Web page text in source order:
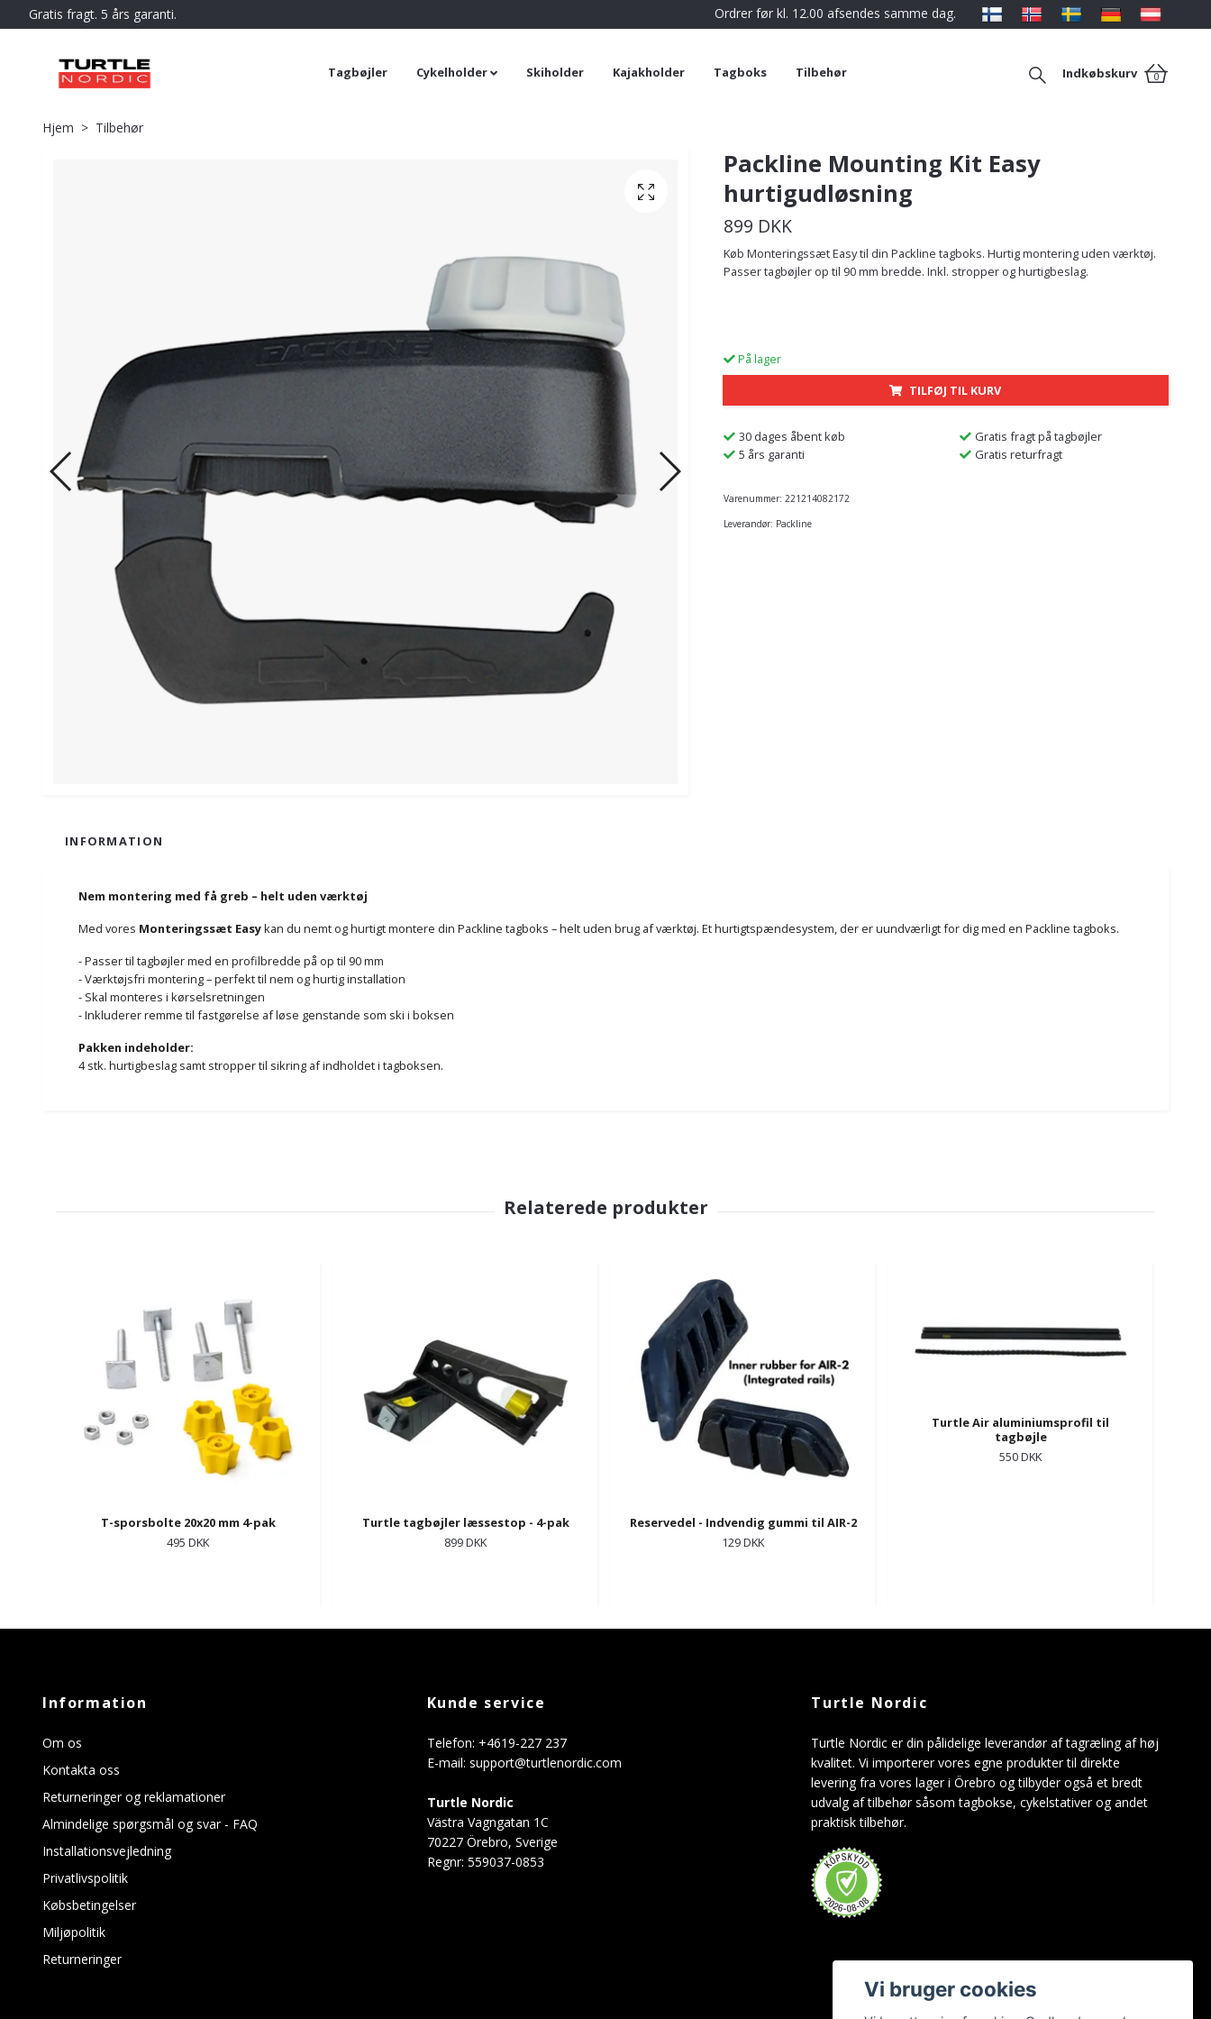
Gratis fragt. 5 års garanti. Ordrer før kl. 12.00 afsendes samme dag.
Tagbøjler Cykelholder Skiholder Kajakholder Tagboks Tilbehør Indkøbskurv 0
Hjem Tilbehør
Packline Mounting Kit Easy
hurtigudløsning
899 DKK
Køb Monteringssæt Easy til din Packline tagboks. Hurtig montering uden værktøj.
Passer tagbøjler op til 90 mm bredde. Inkl. stropper og hurtigbeslag.
På lager
TILFØJ TIL KURV
30 dages åbent køb
Gratis fragt på tagbøjler
5 års garanti
Gratis returfragt
Varenummer: 221214082172
Leverandør: Packline
INFORMATION
Nem montering med få greb – helt uden værktøj
Med vores Monteringssæt Easykan du nemt og hurtigt montere din Packline tagboks – helt uden brug af værktøj. Et hurtigtspændesystem, der er uundværligt for dig med en Packline tagboks.
- Passer til tagbøjler med en profilbredde på op til 90 mm
- Værktøjsfri montering – perfekt til nem og hurtig installation
- Skal monteres i kørselsretningen
- Inkluderer remme til fastgørelse af løse genstande som ski i boksen
Pakken indeholder:
4 stk. hurtigbeslag samt stropper til sikring af indholdet i tagboksen.
T-sporsbolte 20x20 mm 4-pak
495 DKK
Turtle tagbøjler læssestop - 4-pak
899 DKK
Reservedel - Indvendig gummi til AIR-2
129 DKK
Turtle Air aluminiumsprofil til
tagbøjle
550 DKK
Information
Om os
Kontakta oss
Returneringer og reklamationer
Almindelige spørgsmål og svar - FAQ
Installationsvejledning
Privatlivspolitik
Købsbetingelser
Miljøpolitik
Returneringer
Kunde service
Telefon: +4619-227 237
E-mail: support@turtlenordic.com
Turtle Nordic
Västra Vagngatan 1C
70227 Örebro, Sverige
Regnr: 559037-0853
Turtle Nordic
Turtle Nordic er din pålidelige leverandør af tagræling af høj
kvalitet. Vi importerer vores egne produkter til direkte
levering fra vores lager i Örebro og tilbyder også et bredt
udvalg af tilbehør såsom tagbokse, cykelstativer og andet
praktisk tilbehør.
Vi bruger cookies